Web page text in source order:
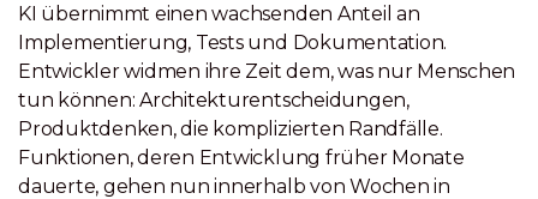
KI übernimmt einen wachsenden Anteil an
Implementierung, Tests und Dokumentation.
Entwickler widmen ihre Zeit dem, was nur Menschen
tun können: Architekturentscheidungen,
Produktdenken, die komplizierten Randfälle.
Funktionen, deren Entwicklung früher Monate
dauerte, gehen nun innerhalb von Wochen in